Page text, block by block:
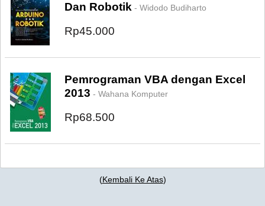
Dan Robotik - Widodo Budiharto
Rp45.000
Pemrograman VBA dengan Excel
2013 - Wahana Komputer
Rp68.500
(Kembali Ke Atas)